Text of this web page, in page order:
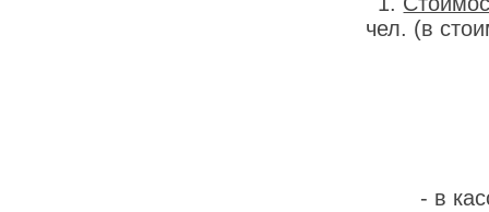
чел. (в
- в